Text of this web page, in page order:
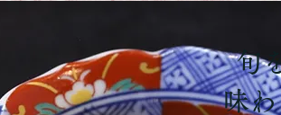
旬
味